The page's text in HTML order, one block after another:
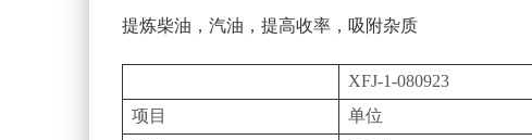
提炼柴油，汽油，提高收率，吸附杂质
XFJ-1-080923
项目
单位